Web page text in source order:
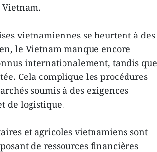
Vietnam.
vietnamiennes se heurtent à des
le Vietnam manque encore
internationalement, tandis que
Cela complique les procédures
soumis à des exigences
de logistique.
et agricoles vietnamiens sont
de ressources financières